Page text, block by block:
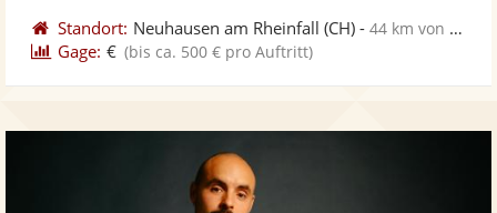
Standort: Neuhausen am Rheinfall (CH) -44 km von Konstanz
Gage: € (bis ca. 500 € pro Auftritt)